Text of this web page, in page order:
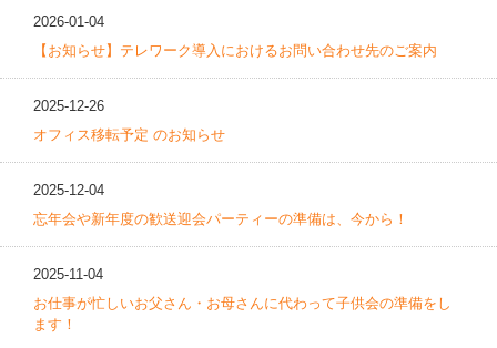
2026-01-04
【お知らせ】テレワーク導入におけるお問い合わせ先のご案内
2025-12-26
オフィス移転予定 のお知らせ
2025-12-04
忘年会や新年度の歓送迎会パーティーの準備は、今から！
2025-11-04
お仕事が忙しいお父さん・お母さんに代わって子供会の準備をし
ます！